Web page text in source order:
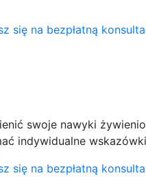
się na bezpłatną
swoje nawyki
indywidualne
się na bezpłatną